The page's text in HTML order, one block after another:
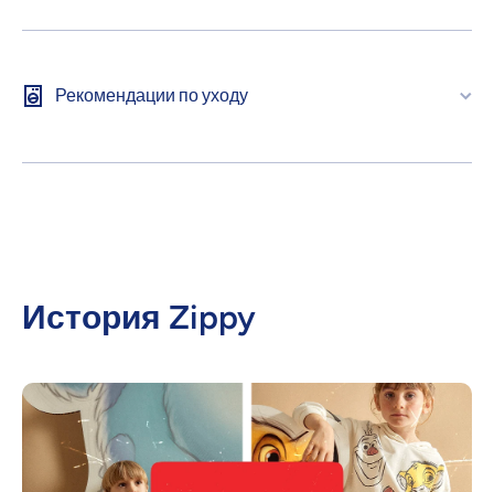
Рекомендации по уходу
История Zippy